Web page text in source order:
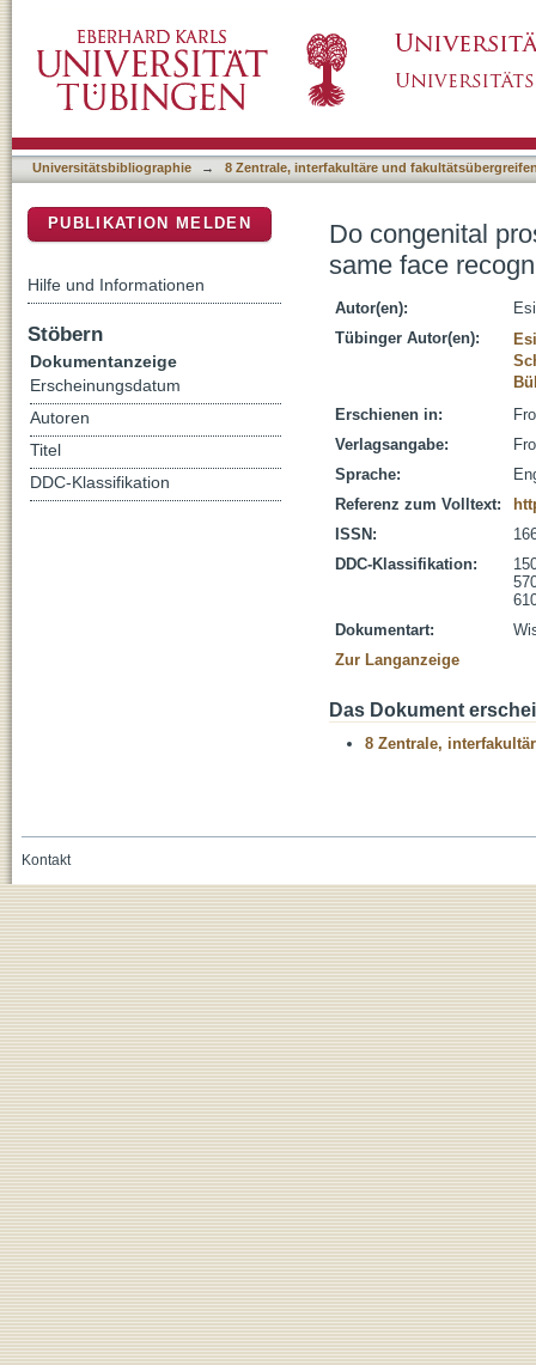
mechanisms?
Universitätsbibliographie → 8 Zentrale, interfakultäre und
Do congenital
same face
Autor(en):
Tübinger Autor(en):
Erschienen in:
Verlagsangabe:
Sprache:
Referenz zum Volltext:
ISSN:
DDC-Klassifikation:
Dokumentart:
Zur Langanzeige
Das Dokument
8 Zentrale,
PUBLIKATION MELDEN
Hilfe und Informationen
Stöbern
Dokumentanzeige
Erscheinungsdatum
Autoren
Titel
DDC-Klassifikation
Kontakt